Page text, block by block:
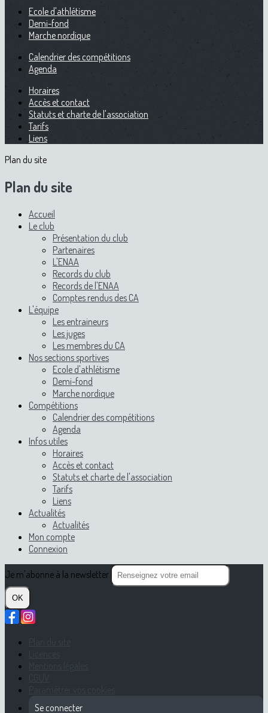
Ecole d'athlétisme
Demi-fond
Marche nordique
Calendrier des compétitions
Agenda
Horaires
Accès et contact
Statuts et charte de l'association
Tarifs
Liens
Plan du site
Plan du site
Accueil
Le club
Présentation du club
Partenaires
L'ENAA
Records du club
Records de l'ENAA
Comptes rendus des CA
L'équipe
Les entraineurs
Les juges
Les membres du CA
Nos sections sportives
Ecole d'athlétisme
Demi-fond
Marche nordique
Compétitions
Calendrier des compétitions
Agenda
Infos utiles
Horaires
Accès et contact
Statuts et charte de l'association
Tarifs
Liens
Actualités
Actualités
Mon compte
Connexion
Je m'abonne à la newsletter
OK
Se connecter